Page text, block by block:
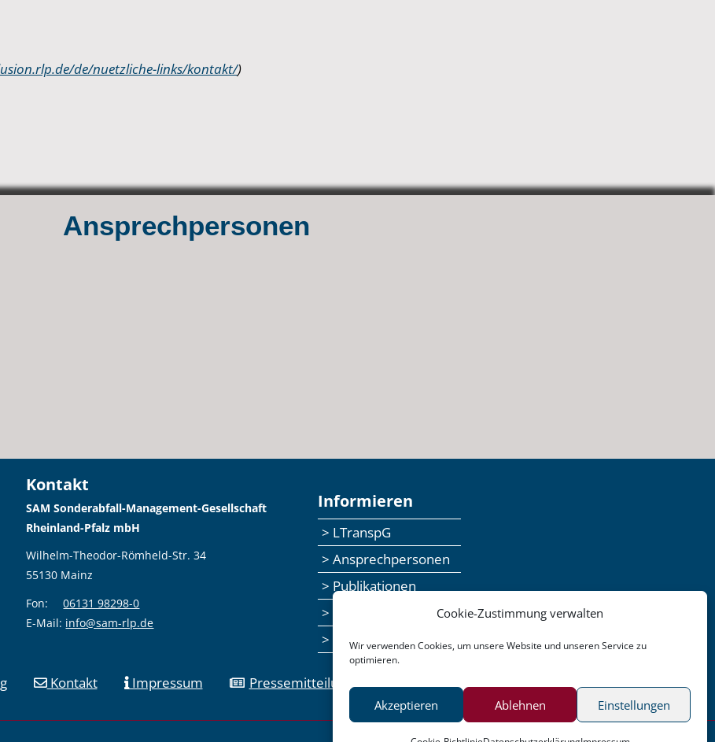
Cookie-Zustimmung verwalten
Wir verwenden Cookies, um unsere Website und unseren Service zu
optimieren.
Akzeptieren Ablehnen Einstellungen
de/nuetzliche-links/kontakt/)
Ansprechpersonen
Kontakt
SAM Sonderabfall-Management-Gesellschaft
Rheinland-Pfalz mbH
Wilhelm-Theodor-Römheld-Str. 34
55130 Mainz
Fon:
06131 98298-0
E-Mail: info@sam-rlp.de
Informieren
> LTranspG
> Ansprechpersonen
> Publikationen
> Seminaranmeldung
> Feedbackformular
Kontakt Impressum Pressemitteilungen